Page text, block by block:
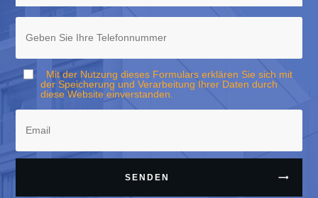
Mit der Nutzung dieses Formulars erklären Sie sich mit
der Speicherung und Verarbeitung Ihrer Daten durch
diese Website einverstanden.
SENDEN